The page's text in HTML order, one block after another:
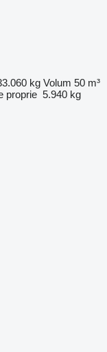
kg Volum 50 m³
proprie 5.940 kg